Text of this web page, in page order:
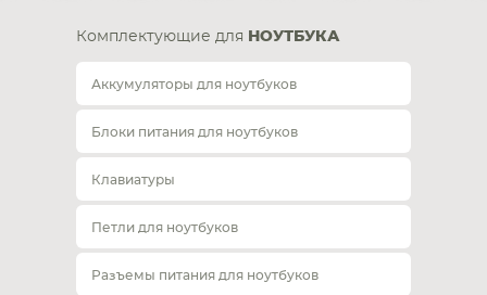
Комплектующие для НОУТБУКА
Аккумуляторы для ноутбуков
Блоки питания для ноутбуков
Клавиатуры
Петли для ноутбуков
Разъемы питания для ноутбуков